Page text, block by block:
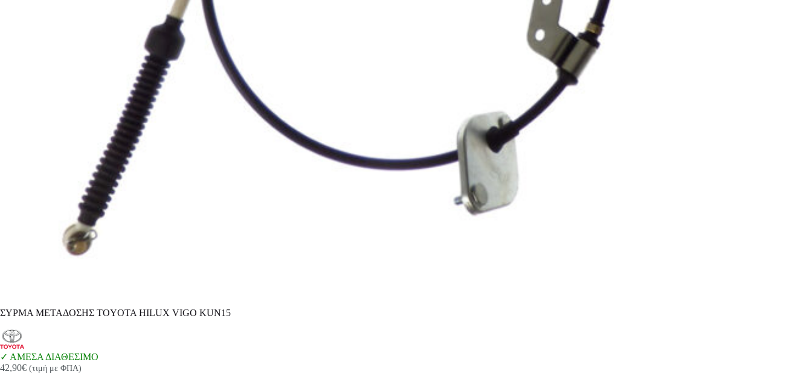
ΣΥΡΜΑ ΜΕΤΑΔΟΣΗΣ TOYOTA HILUX VIGO KUN15
ΑΜΕΣΑ ΔΙΑΘΕΣΙΜΟ
42,90€ (τιμή με ΦΠΑ)